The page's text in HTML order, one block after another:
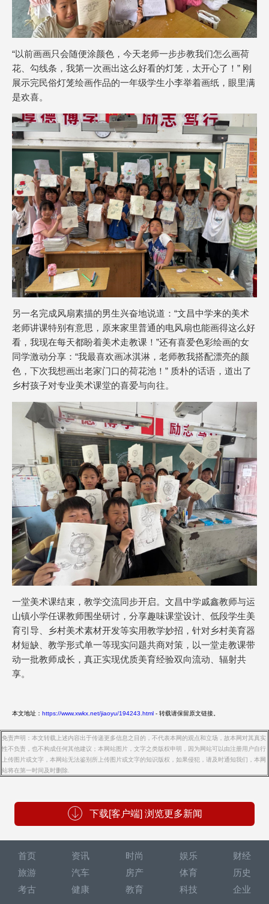
“以前画画只会随便涂颜色，今天老师一步步教我们怎么画荷
花、勾线条，我第一次画出这么好看的灯笼，太开心了！” 刚
展示完民俗灯笼绘画作品的一年级学生小李举着画纸，眼里满
是欢喜。
另一名完成风扇素描的男生兴奋地说道：“文昌中学来的美术
老师讲课特别有意思，原来家里普通的电风扇也能画得这么好
看，我现在每天都盼着美术走教课！”还有喜爱色彩绘画的女
同学激动分享：“我最喜欢画冰淇淋，老师教我搭配漂亮的颜
色，下次我想画出老家门口的荷花池！” 质朴的话语，道出了
乡村孩子对专业美术课堂的喜爱与向往。
一堂美术课结束，教学交流同步开启。文昌中学戚鑫教师与运
山镇小学任课教师围坐研讨，分享趣味课堂设计、低段学生美
育引导、乡村美术素材开发等实用教学妙招，针对乡村美育器
材短缺、教学形式单一等现实问题共商对策，以一堂走教课带
动一批教师成长，真正实现优质美育经验双向流动、辐射共
享。
本文地址： https://www.xwkx.net/jiaoyu/194243.html - 转载请保留原文链接。
免责声明：本文转载上述内容出于传递更多信息之目的，不代表本网的观点和立场，故本网对其真实
性不负责，也不构成任何其他建议；本网站图片，文字之类版权申明，因为网站可以由注册用户自行
上传图片或文字，本网站无法鉴别所上传图片或文字的知识版权，如果侵犯，请及时通知我们，本网
站将在第一时间及时删除.
下载[客户端] 浏览更多新闻
首页 资讯 时尚 娱乐
财经
旅游
汽车 房产 体育
历史
考古
健康 教育 科技 企业